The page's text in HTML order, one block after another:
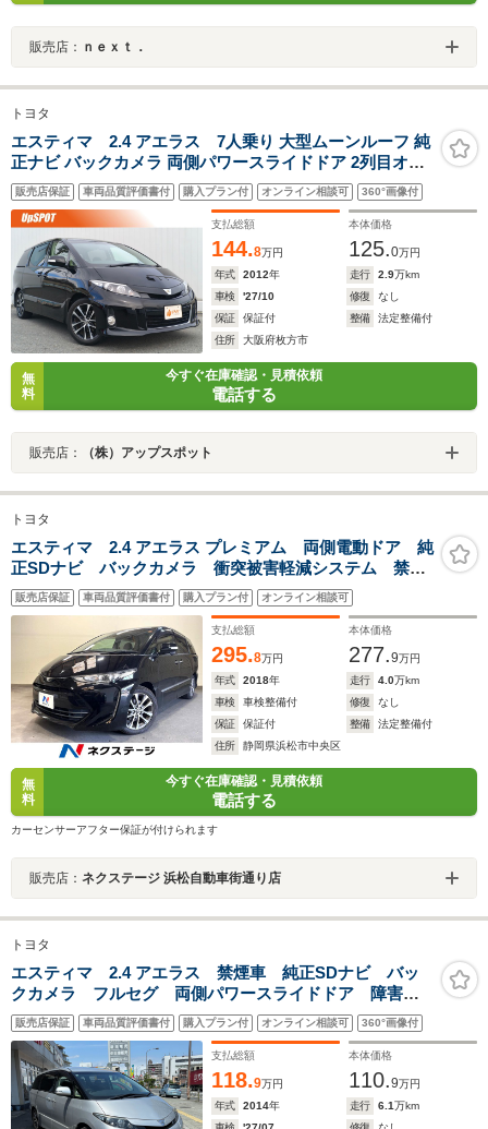
販売店： ｎｅｘｔ．
トヨタ
エスティマ 2.4 アエラス 7人乗り 大型ムーンルーフ 純
正ナビ バックカメラ 両側パワースライドドア 2列目オッ
トマン クルーズコントロール ビルトインETC TV DVD再
生 Bluetooth リアクーラー HIDヘッドライト 純正18イン
チAW スペアキー
販売店保証 車両品質評価書付 購入プラン付 オンライン相談可 360°画像付
支払総額
144.8万円
本体価格
125.0万円
年式
2012年 走行 2.9万km
車検
'27/10 修復
なし
保証
保証付 整備
法定整備付
住所
大阪府枚方市
無
料
今すぐ在庫確認・見積依頼
電話する
販売店： （株）アップスポット
トヨタ
エスティマ 2.4 アエラス プレミアム 両側電動ドア 純
正SDナビ バックカメラ 衝突被害軽減システム 禁煙
車 ハーフレザーシート パワーシート ドラレコ ス
マートキー HIDヘッド ナビ連動ETC クルコン 純正
18インチアルミ
販売店保証 車両品質評価書付 購入プラン付 オンライン相談可
支払総額
295.8万円
本体価格
277.9万円
年式
2018年 走行 4.0万km
車検
車検整備付 修復
なし
保証
保証付 整備
法定整備付
住所
静岡県浜松市中央区
無
料
今すぐ在庫確認・見積依頼
電話する
カーセンサーアフター保証が付けられます
販売店： ネクステージ 浜松自動車街通り店
トヨタ
エスティマ 2.4 アエラス 禁煙車 純正SDナビ バッ
クカメラ フルセグ 両側パワースライドドア 障害物
センサー HIDヘッドライト オートライト フォグ ス
マートキー 純正18インチアルミ ETC 車両ナビ取扱
説明書
販売店保証 車両品質評価書付 購入プラン付 オンライン相談可 360°画像付
支払総額
118.9万円
本体価格
110.9万円
年式
2014年 走行 6.1万km